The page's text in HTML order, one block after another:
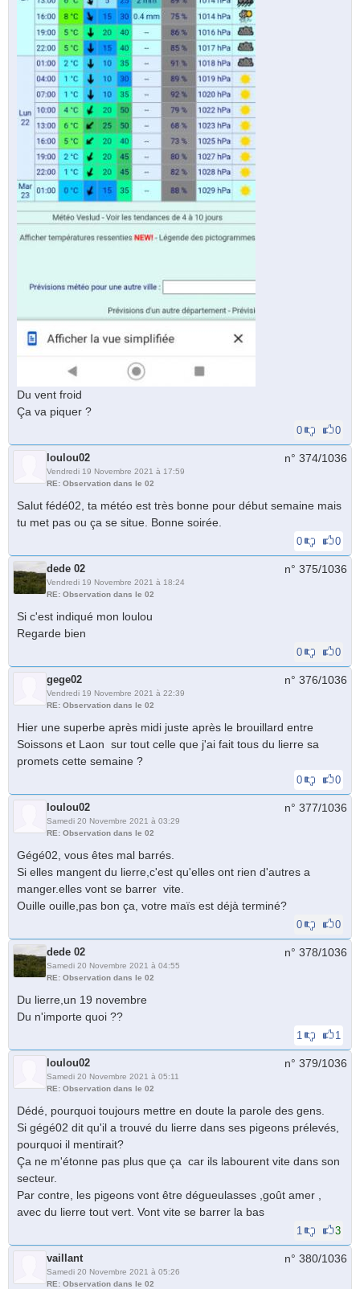
Du vent froid
Ça va piquer ?
0 0
loulou02
Vendredi 19 Novembre 2021 à 17:59
RE: Observation dans le 02
n° 374/1036
Salut fédé02, ta météo est très bonne pour début semaine mais
tu met pas ou ça se situe. Bonne soirée.
0 0
dede 02
Vendredi 19 Novembre 2021 à 18:24
RE: Observation dans le 02
n° 375/1036
Si c'est indiqué mon loulou
Regarde bien
0 0
gege02
Vendredi 19 Novembre 2021 à 22:39
RE: Observation dans le 02
n° 376/1036
Hier une superbe après midi juste après le brouillard entre
Soissons et Laon sur tout celle que j'ai fait tous du lierre sa
promets cette semaine ?
0 0
loulou02
Samedi 20 Novembre 2021 à 03:29
RE: Observation dans le 02
n° 377/1036
Gégé02, vous êtes mal barrés.
Si elles mangent du lierre,c'est qu'elles ont rien d'autres a
manger.elles vont se barrer vite.
Ouille ouille,pas bon ça, votre maïs est déjà terminé?
0 0
dede 02
Samedi 20 Novembre 2021 à 04:55
RE: Observation dans le 02
n° 378/1036
Du lierre,un 19 novembre
Du n'importe quoi ??
1 1
loulou02
Samedi 20 Novembre 2021 à 05:11
RE: Observation dans le 02
n° 379/1036
Dédé, pourquoi toujours mettre en doute la parole des gens.
Si gégé02 dit qu'il a trouvé du lierre dans ses pigeons prélevés,
pourquoi il mentirait?
Ça ne m'étonne pas plus que ça car ils labourent vite dans son
secteur.
Par contre, les pigeons vont être dégueulasses ,goût amer ,
avec du lierre tout vert. Vont vite se barrer la bas
1 3
vaillant
Samedi 20 Novembre 2021 à 05:26
RE: Observation dans le 02
n° 380/1036